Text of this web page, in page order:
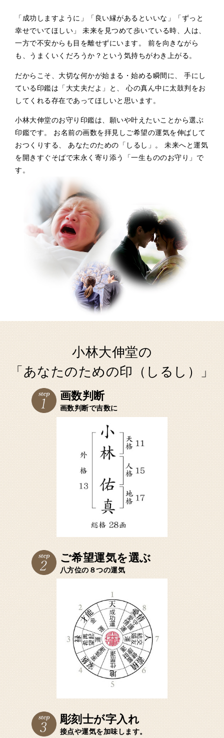
「成功しますように」「良い縁があるといいな」「ずっと
幸せでいてほしい」
未来を見つめて歩いている時、人は、
一方で不安からも目を離せずにいます。
前を向きながら
も、うまくいくだろうか？という気持ちがわき上がる。
だからこそ、大切な何かが始まる・始める瞬間に、
手にし
ている印鑑は「大丈夫だよ」と、
心の真ん中に太鼓判をお
してくれる存在であってほしいと思います。
小林大伸堂のお守り印鑑は、願いや叶えたいことから選ぶ
印鑑です。
お名前の画数を拝見しご希望の運気を伸ばして
おつくりする、
あなたのための「しるし」。
未来へと運気
を開きすぐそばで末永く寄り添う「一生もののお守り」で
す。
小林大伸堂の
「あなたのための印（しるし）」
画数判断
画数判断で吉数に
ご希望運気を選ぶ
八方位の８つの運気
彫刻士が字入れ
接点や運気を加味します。